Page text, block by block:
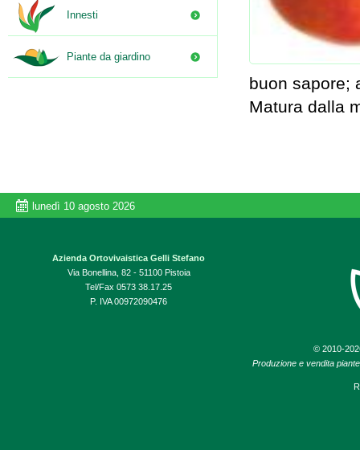
buon sapore;
Matura dalla
Innesti
Piante da giardino
lunedì 10 agosto 2026
Azienda Ortovivaistica Gelli Stefano
Via Bonellina, 82 - 51100 Pistoia
Tel/Fax 0573 38.17.25
P. IVA 00972090476
© 2010-
Produzione e vendita